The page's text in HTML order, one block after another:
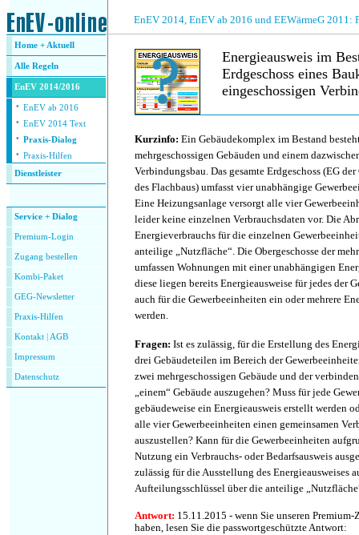
EnEV 2014, EnEV ab 2016 und EEWärmeG 2011:
Home + Aktuell
Alle Regeln
EnEV 2014/2016
· EnEV ab 2016
· EnEV 2014 Text
· Praxis-Dialog
· Praxis-Hilfen
Dienstleister
Service + Dialog
Premium-Login
Zugang bestellen
Kombi-Paket
GEG-Newsletter
Praxis-Hilfen
Kontakt AGB
Impressum
Datenschutz
Energieausweis im
Erdgeschoss eines
eingeschossigen
Kurzinfo: Ein Gebäudekomplex im Bestand
mehrgeschossigen Gebäuden und einem
Verbindungsbau. Das gesamte Erdgeschoss (EG
des Flachbaus) umfasst vier unabhängige
Eine Heizungsanlage versorgt alle vier
leider keine einzelnen Verbrauchsdaten vor. Die
Energieverbrauchs für die einzelnen
anteilige „Nutzfläche“. Die Obergeschosse der
umfassen Wohnungen mit einer unabhängigen
diese liegen bereits Energieausweise für jedes der
auch für die Gewerbeeinheiten ein oder mehrere
werden.
Fragen: Ist es zulässig, für die Erstellung des
drei Gebäudeteilen im Bereich der
zwei mehrgeschossigen Gebäude und der
„einem“ Gebäude auszugehen? Muss für jede
gebäudeweise ein Energieausweis erstellt werden
alle vier Gewerbeeinheiten einen gemeinsamen
auszustellen? Kann für die Gewerbeeinheiten
Nutzung ein Verbrauchs- oder Bedarfsausweis
zulässig für die Ausstellung des Energieausweises
Aufteilungsschlüssel über die anteilige
Antwort: 15.11.2015 - wenn Sie unseren
haben, lesen Sie die passwortgeschützte Antwort: